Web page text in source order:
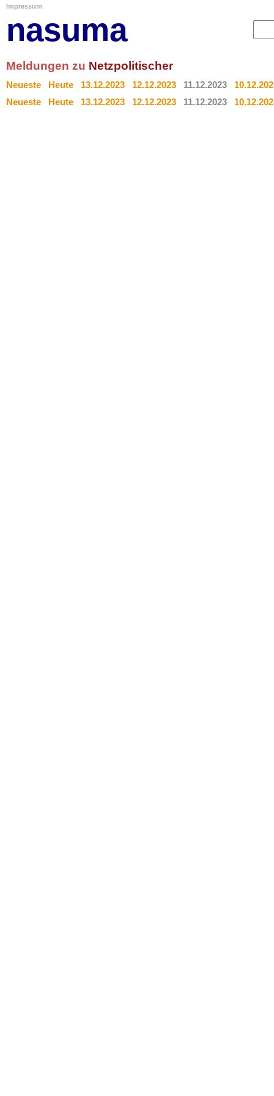
Impressum
nasuma
Meldungen zu Netzpolitischer
Neueste Heute 13.12.2023 12.12.2023 11.12.2023
Neueste
Heute 13.12.2023 12.12.2023 11.12.2023